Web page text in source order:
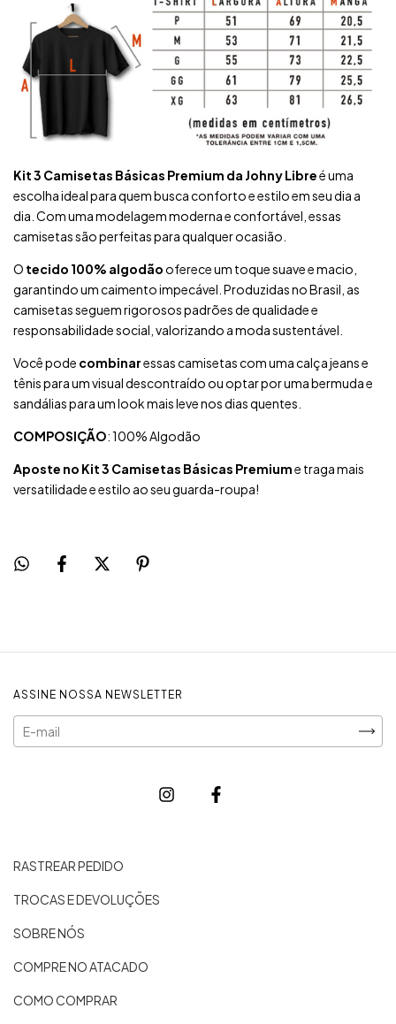
Kit 3 Camisetas Básicas Premium da Johny Libreé uma
escolha ideal para quem busca conforto e estilo em seu dia a
dia. Com uma modelagem moderna e confortável, essas
camisetas são perfeitas para qualquer ocasião.
O tecido 100% algodãooferece um toque suave e macio,
garantindo um caimento impecável. Produzidas no Brasil, as
camisetas seguem rigorosos padrões de qualidade e
responsabilidade social, valorizando a moda sustentável.
Você pode combinaressas camisetas com uma calça jeans e
tênis para um visual descontraído ou optar por uma bermuda e
sandálias para um look mais leve nos dias quentes.
COMPOSIÇÃO: 100% Algodão
Aposte no Kit 3 Camisetas Básicas Premiume traga mais
versatilidade e estilo ao seu guarda-roupa!
ASSINE NOSSA NEWSLETTER
RASTREAR PEDIDO
TROCAS E DEVOLUÇÕES
SOBRE NÓS
COMPRE NO ATACADO
COMO COMPRAR